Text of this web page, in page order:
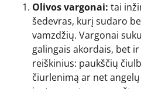
Olivos vargonai: tai
šedevras, kurį sudaro
vamzdžių. Vargonai
galingais akordais, bet
reiškinius: paukščių
čiurlenimą ar net